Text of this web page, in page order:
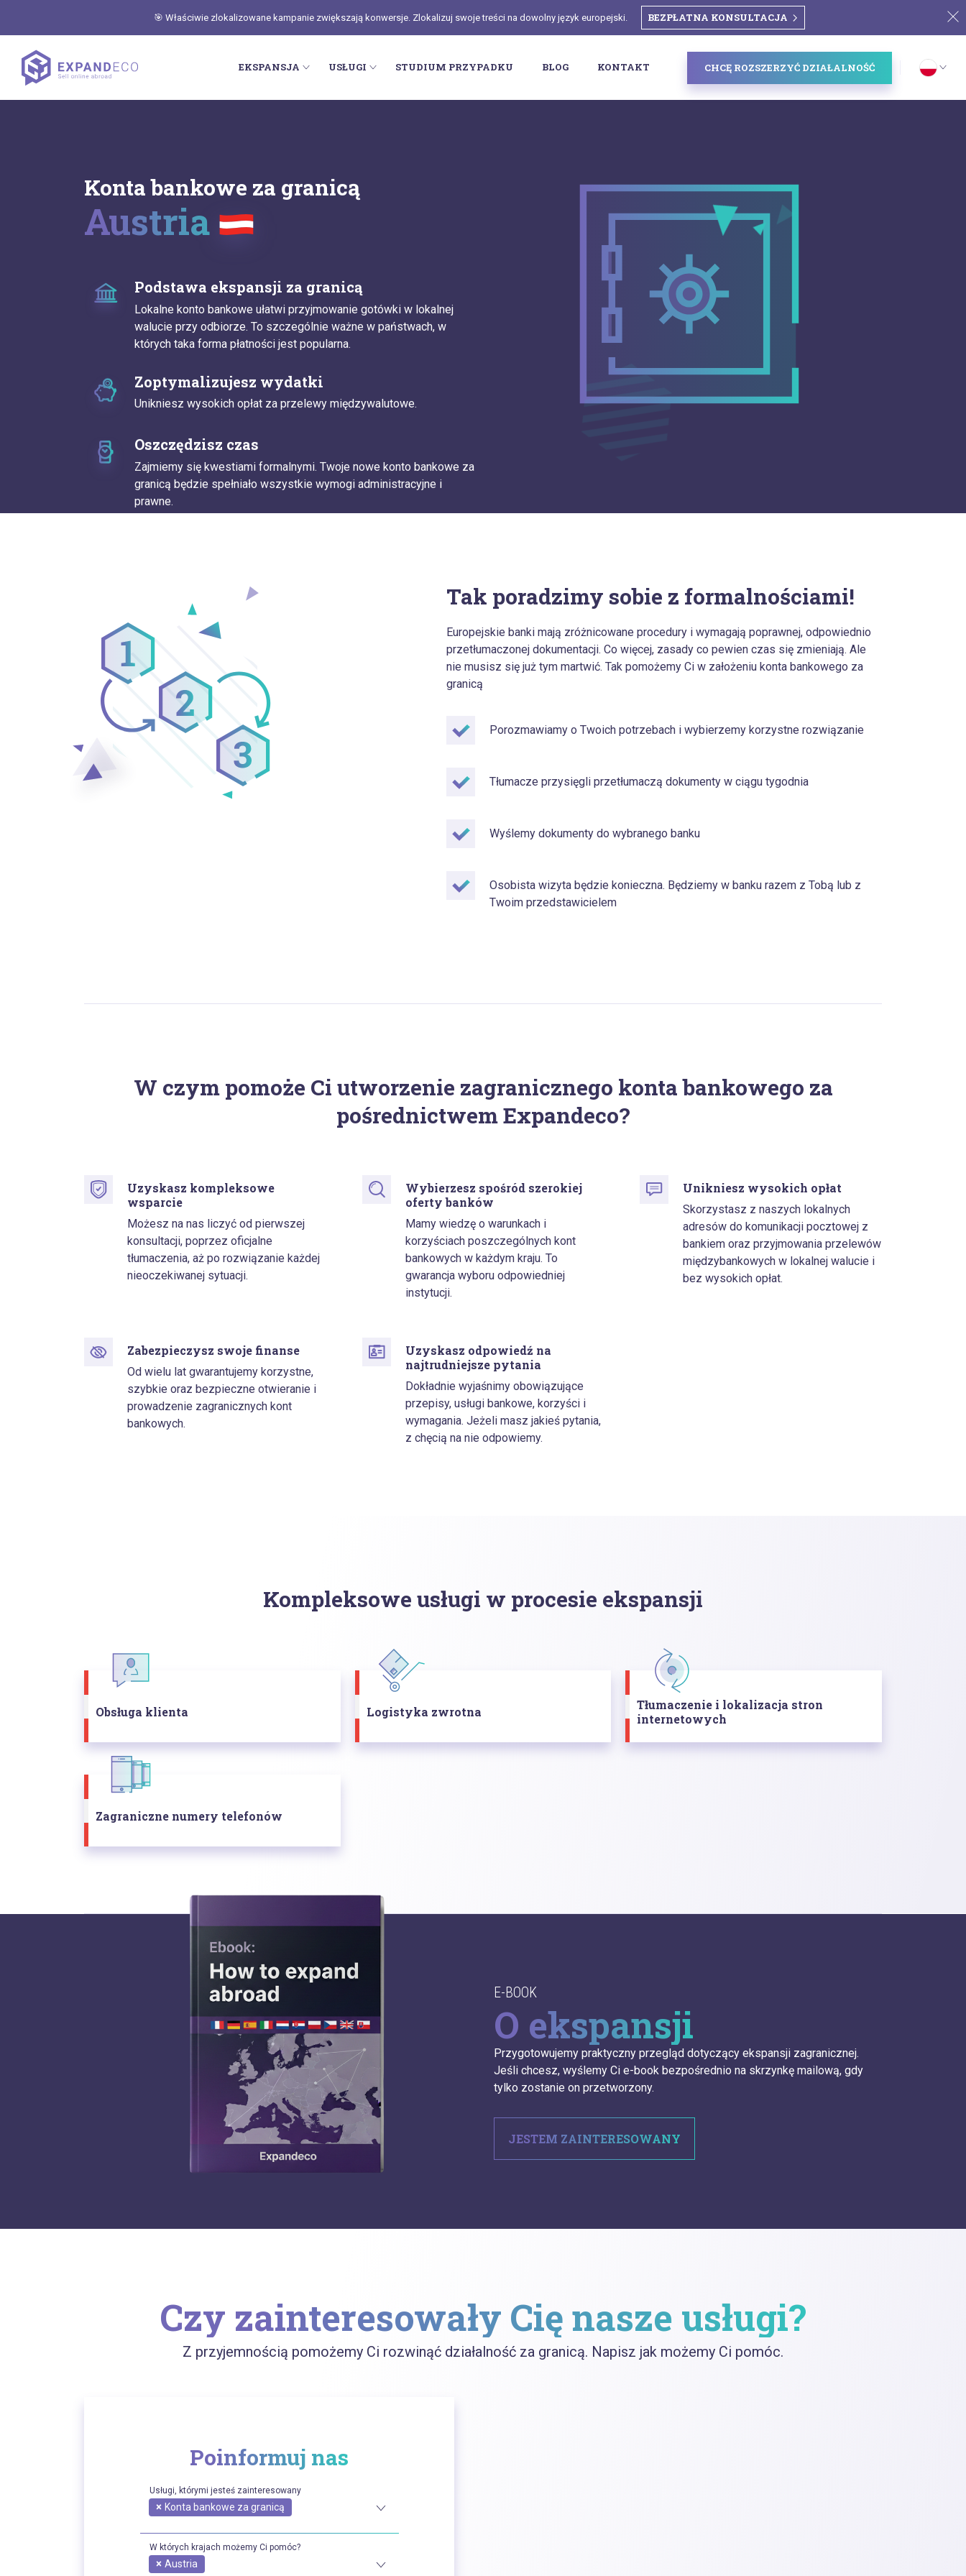
🎯 Właściwie zlokalizowane kampanie zwiększają konwersje. Zlokalizuj swoje treści na dowolny język europejski. BEZPŁATNA KONSULTACJA
EKSPANSJA USŁUGI STUDIUM PRZYPADKU BLOG KONTAKT CHCĘ ROZSZERZYĆ DZIAŁALNOŚĆ
Konta bankowe za granicą
Austria
Podstawa ekspansji za granicą
Lokalne konto bankowe ułatwi przyjmowanie gotówki w lokalnej
walucie przy odbiorze. To szczególnie ważne w państwach, w
których taka forma płatności jest popularna.
Zoptymalizujesz wydatki
Unikniesz wysokich opłat za przelewy międzywalutowe.
Oszczędzisz czas
Zajmiemy się kwestiami formalnymi. Twoje nowe konto bankowe za
granicą będzie spełniało wszystkie wymogi administracyjne i
prawne.
Tak poradzimy sobie z formalnościami!
Europejskie banki mają zróżnicowane procedury i wymagają poprawnej, odpowiednio
przetłumaczonej dokumentacji. Co więcej, zasady co pewien czas się zmieniają. Ale
nie musisz się już tym martwić. Tak pomożemy Ci w założeniu konta bankowego za
granicą
Porozmawiamy o Twoich potrzebach i wybierzemy korzystne rozwiązanie
Tłumacze przysięgli przetłumaczą dokumenty w ciągu tygodnia
Wyślemy dokumenty do wybranego banku
Osobista wizyta będzie konieczna. Będziemy w banku razem z Tobą lub z
Twoim przedstawicielem
W czym pomoże Ci utworzenie zagranicznego konta bankowego za
pośrednictwem Expandeco?
Uzyskasz kompleksowe
wsparcie
Możesz na nas liczyć od pierwszej
konsultacji, poprzez oficjalne
tłumaczenia, aż po rozwiązanie każdej
nieoczekiwanej sytuacji.
Wybierzesz spośród szerokiej
oferty banków
Mamy wiedzę o warunkach i
korzyściach poszczególnych kont
bankowych w każdym kraju. To
gwarancja wyboru odpowiedniej
instytucji.
Unikniesz wysokich opłat
Skorzystasz z naszych lokalnych
adresów do komunikacji pocztowej z
bankiem oraz przyjmowania przelewów
międzybankowych w lokalnej walucie i
bez wysokich opłat.
Zabezpieczysz swoje finanse
Od wielu lat gwarantujemy korzystne,
szybkie oraz bezpieczne otwieranie i
prowadzenie zagranicznych kont
bankowych.
Uzyskasz odpowiedź na
najtrudniejsze pytania
Dokładnie wyjaśnimy obowiązujące
przepisy, usługi bankowe, korzyści i
wymagania. Jeżeli masz jakieś pytania,
z chęcią na nie odpowiemy.
Kompleksowe usługi w procesie ekspansji
Obsługa klienta Logistyka zwrotna
Tłumaczenie i lokalizacja stron
internetowych
Zagraniczne numery telefonów
E-BOOK
O ekspansji
Przygotowujemy praktyczny przegląd dotyczący ekspansji zagranicznej.
Jeśli chcesz, wyślemy Ci e-book bezpośrednio na skrzynkę mailową, gdy
tylko zostanie on przetworzony.
JESTEM ZAINTERESOWANY
Czy zainteresowały Cię nasze usługi?
Z przyjemnością pomożemy Ci rozwinąć działalność za granicą. Napisz jak możemy Ci pomóc.
Poinformuj nas
Usługi, którymi jesteś zainteresowany
× Konta bankowe za granicą
W których krajach możemy Ci pomóc?
× Austria